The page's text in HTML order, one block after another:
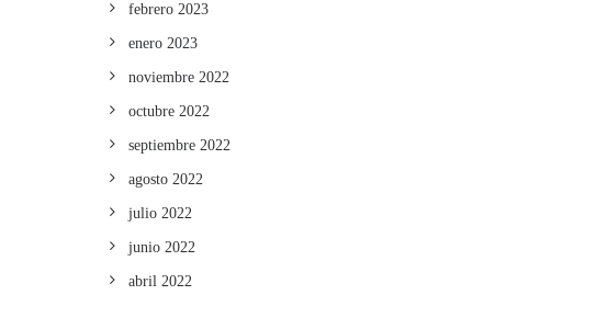
febrero 2023
enero 2023
noviembre 2022
octubre 2022
septiembre 2022
agosto 2022
julio 2022
junio 2022
abril 2022